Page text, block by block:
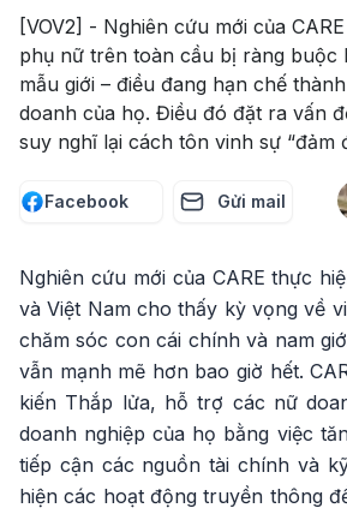
[VOV2] - Nghiên cứu mới của
phụ nữ trên toàn cầu bị ràng buộc
mẫu giới – điều đang hạn chế
doanh của họ. Điều đó đặt ra vấn
suy nghĩ lại cách tôn vinh sự “đảm
Facebook Gửi mail
Nghiên cứu mới của CARE thực
và Việt Nam cho thấy kỳ vọng về
chăm sóc con cái chính và nam
vẫn mạnh mẽ hơn bao giờ hết.
kiến Thắp lửa, hỗ trợ các nữ
doanh nghiệp của họ bằng việc
tiếp cận các nguồn tài chính và
hiện các hoạt động truyền thông